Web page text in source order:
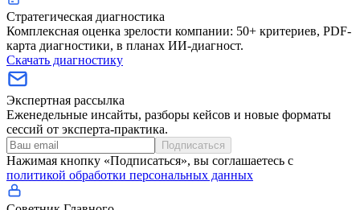
Стратегическая диагностика
Комплексная оценка зрелости компании: 50+ критериев, PDF-
карта диагностики, в планах ИИ-диагност.
Скачать диагностику
Экспертная рассылка
Еженедельные инсайты, разборы кейсов и новые форматы
сессий от эксперта-практика.
Подписаться
Нажимая кнопку «Подписаться», вы соглашаетесь с
политикой обработки персональных данных